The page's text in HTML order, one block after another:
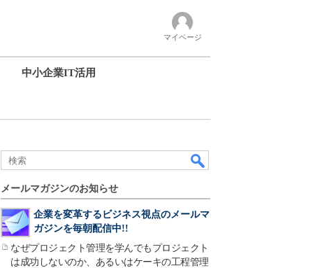
マイページ
中小企業IT活用
メールマガジンのお知らせ
企業を変革するビジネス視点のメールマ
ガジンを毎朝配信中!!
なぜプロジェクト管理を学んでもプロジェクト
は成功しないのか、あるいはケーキの工程管理